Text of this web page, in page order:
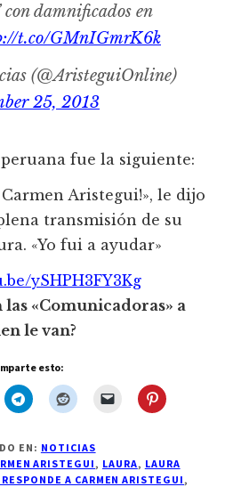
con damnificados en
t.co/GMnIGmrK6k
(@AristeguiOnline)
25, 2013
fue la siguiente:
Aristegui!», le dijo
transmisión de su
«Yo fui a ayudar»
ySHPH3FY3Kg
las «Comunicadoras» a
le van?
esto:
EN: NOTICIAS
ARISTEGUI , LAURA, LAURA
A CARMEN ARISTEGUI,